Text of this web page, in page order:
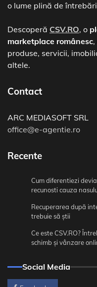
o lume plină de
Descoperă CSV.RO, o
marketplace românesc
produse, servicii,
altele.
Contact
ARC MEDIASOFT SRL
office@e-agentie.ro
Recente
Cum diferentiezi
recunosti cauza
Recuperarea după
trebuie să știi
Ce este CSV.RO?
schimb și vânzare
Social Media